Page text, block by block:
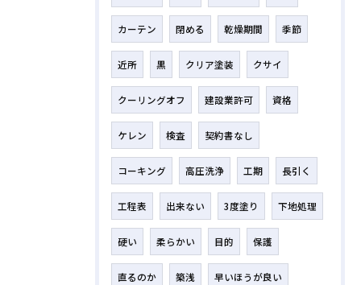
カーテン 閉める 乾燥期間 季節
近所 黒 クリア塗装 クサイ
クーリングオフ 建設業許可 資格
ケレン 検査 契約書なし
コーキング 高圧洗浄 工期 長引く
工程表 出来ない 3度塗り 下地処理
硬い 柔らかい 目的 保護
直るのか 築浅 早いほうが良い